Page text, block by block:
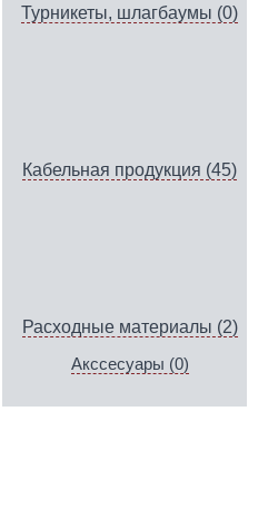
Турникеты, шлагбаумы (0)
Кабельная продукция (45)
Расходные материалы (2)
Акссесуары (0)